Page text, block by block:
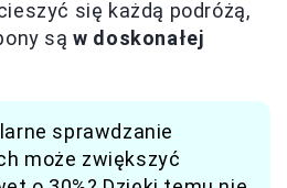
się każdą podróżą,
sąw doskonałej
sprawdzanie
może zwiększyć